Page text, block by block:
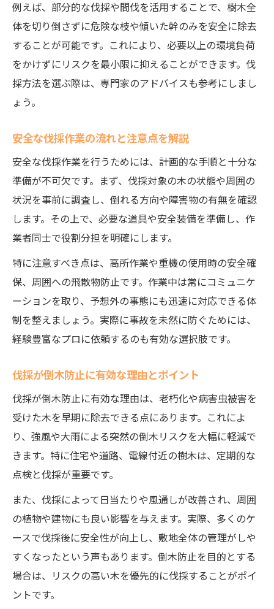
例えば、部分的な伐採や間伐を活用することで、樹木全
体を切り倒さずに危険な枝や傾いた幹のみを安全に除去
することが可能です。これにより、必要以上の環境負荷
をかけずにリスクを最小限に抑えることができます。伐
採方法を選ぶ際は、専門家のアドバイスも参考にしまし
ょう。
安全な伐採作業の流れと注意点を解説
安全な伐採作業を行うためには、計画的な手順と十分な
準備が不可欠です。まず、伐採対象の木の状態や周囲の
状況を事前に調査し、倒れる方向や障害物の有無を確認
します。その上で、必要な道具や安全装備を準備し、作
業者同士で役割分担を明確にします。
特に注意すべき点は、高所作業や重機の使用時の安全確
保、周囲への飛散物防止です。作業中は常にコミュニケ
ーションを取り、予想外の事態にも迅速に対応できる体
制を整えましょう。実際に事故を未然に防ぐためには、
経験豊富なプロに依頼するのも有効な選択肢です。
伐採が倒木防止に有効な理由とポイント
伐採が倒木防止に有効な理由は、老朽化や病害虫被害を
受けた木を早期に除去できる点にあります。これによ
り、強風や大雨による突然の倒木リスクを大幅に軽減で
きます。特に住宅や道路、電線付近の樹木は、定期的な
点検と伐採が重要です。
また、伐採によって日当たりや風通しが改善され、周囲
の植物や建物にも良い影響を与えます。実際、多くのケ
ースで伐採後に安全性が向上し、敷地全体の管理がしや
すくなったという声もあります。倒木防止を目的とする
場合は、リスクの高い木を優先的に伐採することがポイ
ントです。